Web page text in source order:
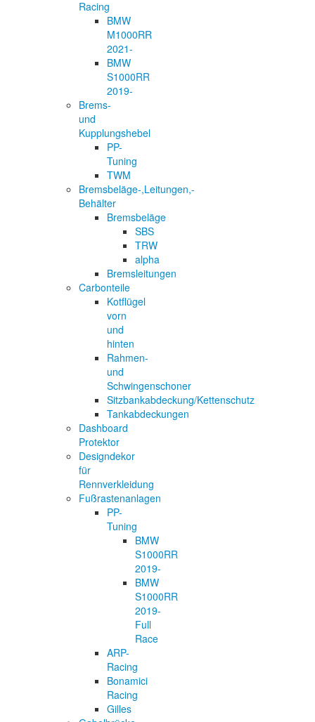
Racing
BMW
M1000RR
2021-
BMW
S1000RR
2019-
Brems-
und
Kupplungshebel
PP-
Tuning
TWM
Bremsbeläge-,Leitungen,-
Behälter
Bremsbeläge
SBS
TRW
alpha
Bremsleitungen
Carbonteile
Kotflügel
vorn
und
hinten
Rahmen-
und
Schwingenschoner
Sitzbankabdeckung/Kettenschutz
Tankabdeckungen
Dashboard
Protektor
Designdekor
für
Rennverkleidung
Fußrastenanlagen
PP-
Tuning
BMW
S1000RR
2019-
BMW
S1000RR
2019-
Full
Race
ARP-
Racing
Bonamici
Racing
Gilles